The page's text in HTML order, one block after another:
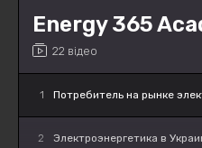
Energy 365
22 відео
1 Потребитель на рынке
2 Электроэнергетика в